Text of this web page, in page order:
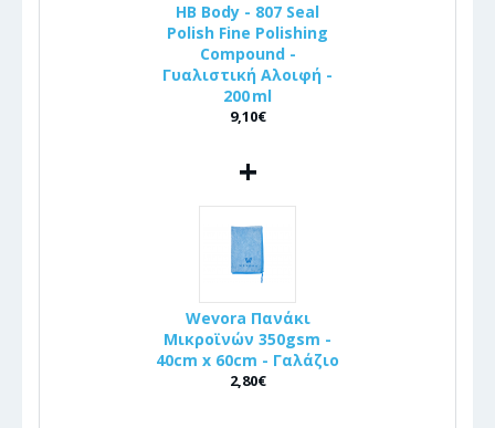
HB Body - 807 Seal
Polish Fine Polishing
Compound -
Γυαλιστική Αλοιφή -
200 ml
9,10€
+
Wevora Πανάκι
Μικροϊνών 350gsm -
40cm x 60cm - Γαλάζιο
2,80€